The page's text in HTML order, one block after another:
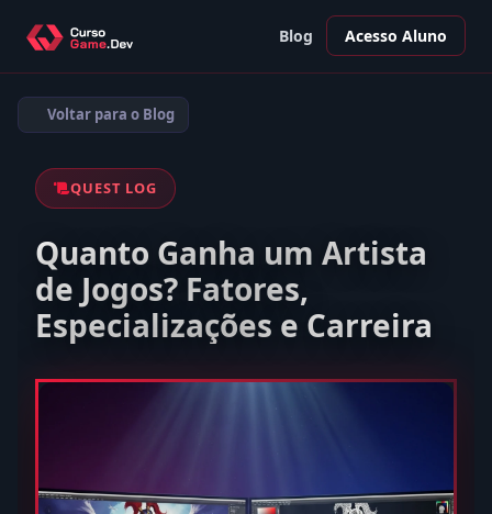
Blog Acesso Aluno
Voltar para o Blog
QUEST LOG
Quanto Ganha um Artista
de Jogos? Fatores,
Especializações e Carreira